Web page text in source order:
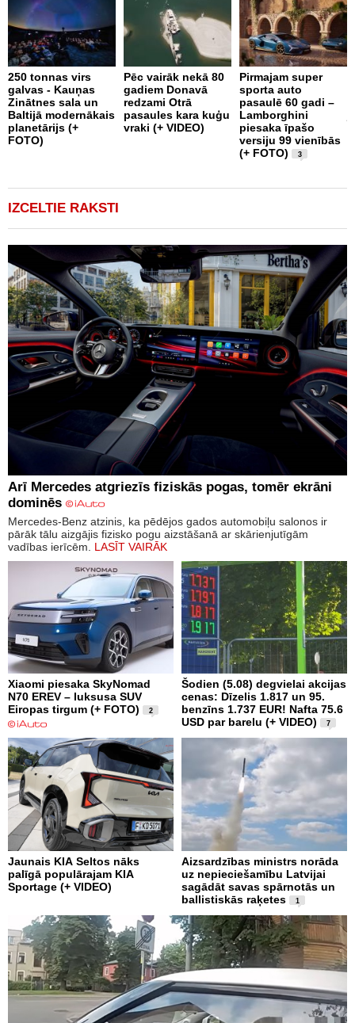
250 tonnas virs
galvas - Kauņas
Zinātnes sala un
Baltijā modernākais
planetārijs (+
FOTO)
Pēc vairāk nekā 80
gadiem Donavā
redzami Otrā
pasaules kara kuģu
vraki (+ VIDEO)
Pirmajam super
sporta auto
pasaulē 60 gadi –
Lamborghini
piesaka īpašo
versiju 99 vienībās
(+ FOTO)
3
IZCELTIE RAKSTI
Arī Mercedes atgriezīs fiziskās pogas, tomēr ekrāni
dominēs
Mercedes-Benz atzinis, ka pēdējos gados automobiļu salonos ir
pārāk tālu aizgājis fizisko pogu aizstāšanā ar skārienjutīgām
vadības ierīcēm. LASĪT VAIRĀK
Xiaomi piesaka SkyNomad
N70 EREV – luksusa SUV
Eiropas tirgum (+ FOTO)
2
Šodien (5.08) degvielai akcijas
cenas: Dīzelis 1.817 un 95.
benzīns 1.737 EUR! Nafta 75.6
USD par barelu (+ VIDEO)
7
Jaunais KIA Seltos nāks
palīgā populārajam KIA
Sportage (+ VIDEO)
Aizsardzības ministrs norāda
uz nepieciešamību Latvijai
sagādāt savas spārnotās un
ballistiskās raķetes
1